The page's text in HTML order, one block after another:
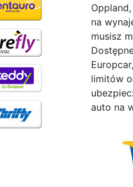
na
musisz
limitów
auto na